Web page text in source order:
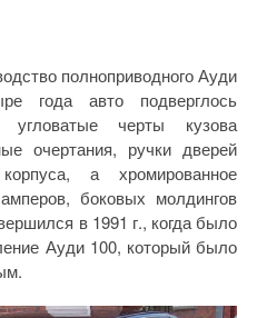
полноприводного Ауди
года авто подверглось
угловатые черты кузова
очертания, ручки дверей
а хромированное
боковых молдингов
в 1991 г., когда было
Ауди 100, который было